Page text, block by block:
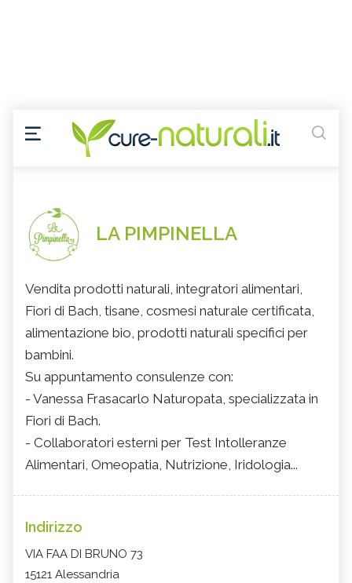
LA PIMPINELLA
Vendita prodotti naturali, integratori alimentari,
Fiori di Bach, tisane, cosmesi naturale certificata,
alimentazione bio, prodotti naturali specifici per
bambini.
Su appuntamento consulenze con:
- Vanessa Frasacarlo Naturopata, specializzata in
Fiori di Bach.
- Collaboratori esterni per Test Intolleranze
Alimentari, Omeopatia, Nutrizione, Iridologia...
Indirizzo
VIA FAA DI BRUNO 73
15121 Alessandria